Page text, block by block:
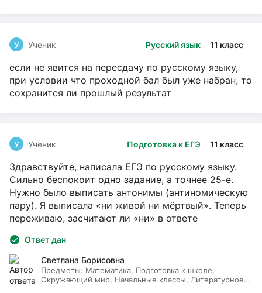
Русский язык 11 класс
У Ученик
если не явится на пересдачу по русскому языку,
при условии что проходной бал был уже набран, то
сохранится ли прошлый результат
Подготовка к ЕГЭ 11 класс
У Ученик
Здравствуйте, написала ЕГЭ по русскому языку.
Сильно беспокоит одно задание, а точнее 25-е.
Нужно было выписать антонимы (антиномическую
пару). Я выписала «ни живой ни мёртвый». Теперь
переживаю, засчитают ли «ни» в ответе
Ответ дан
Светлана Борисовна
Предметы: Математика, Подготовка к школе,
Окружающий мир, Начальные классы, Литературное